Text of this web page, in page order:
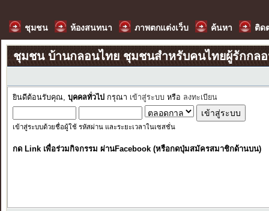
ชุมชน ห้องสนทนา ภาพตกแต่งเว็บ ค้นหา ติด
ชุมชน บ้านกลอนไทย ชุมชนสำหรับคนไทยผู้รักกล
ยินดีต้อนรับคุณ, บุคคลทั่วไป กรุณา เข้าสู่ระบบ หรือ ลงทะเบียน
เข้าสู่ระบบด้วยชื่อผู้ใช้ รหัสผ่าน และระยะเวลาในเซสชั่น
กด Link เพื่อร่วมกิจกรรม ผ่านFacebook (หรือกดปุ่มสมัครสมาชิกด้านบน)